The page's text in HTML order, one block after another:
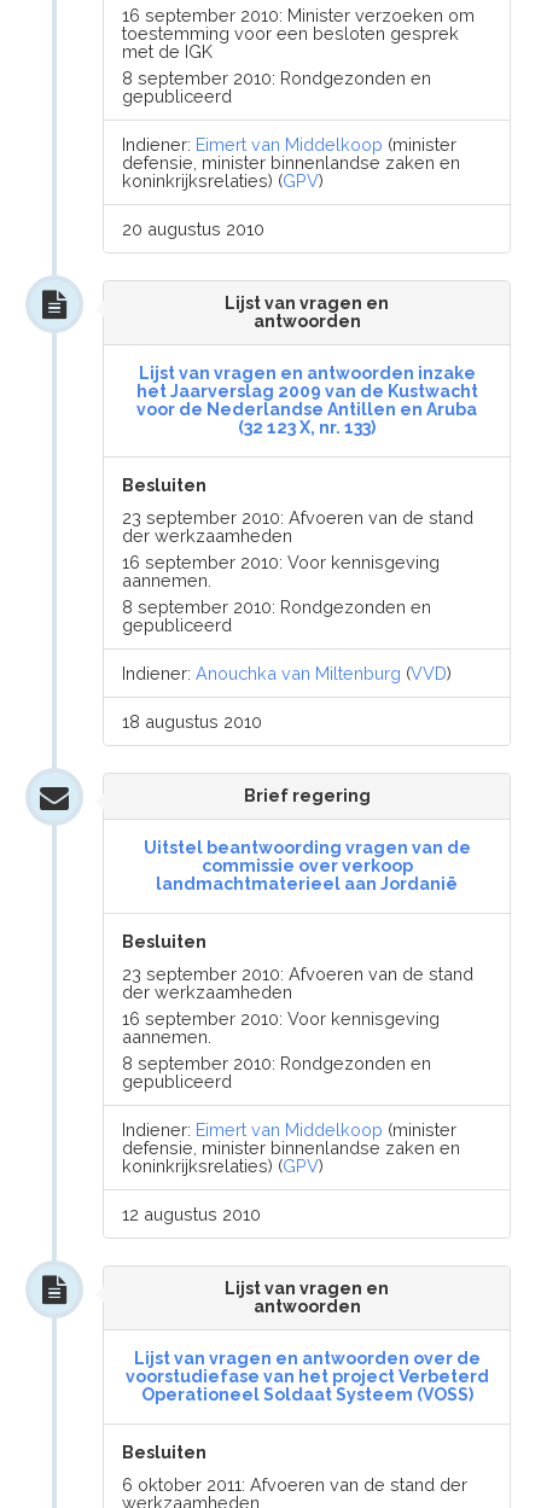
16 september 2010: Minister verzoeken om
toestemming voor een besloten gesprek
met de IGK
8 september 2010: Rondgezonden en
gepubliceerd
Indiener: Eimert van Middelkoop (minister
defensie, minister binnenlandse zaken en
koninkrijksrelaties) (GPV)
20 augustus 2010
Lijst van vragen en
antwoorden
Lijst van vragen en antwoorden inzake
het Jaarverslag 2009 van de Kustwacht
voor de Nederlandse Antillen en Aruba
(32 123 X, nr. 133)
Besluiten
23 september 2010: Afvoeren van de stand
der werkzaamheden
16 september 2010: Voor kennisgeving
aannemen.
8 september 2010: Rondgezonden en
gepubliceerd
Indiener:Anouchka van Miltenburg (VVD)
18 augustus 2010
Brief regering
Uitstel beantwoording vragen van de
commissie over verkoop
landmachtmaterieel aan Jordanië
Besluiten
23 september 2010: Afvoeren van de stand
der werkzaamheden
16 september 2010: Voor kennisgeving
aannemen.
8 september 2010: Rondgezonden en
gepubliceerd
Indiener: Eimert van Middelkoop (minister
defensie, minister binnenlandse zaken en
koninkrijksrelaties) (GPV)
12 augustus 2010
Lijst van vragen en
antwoorden
Lijst van vragen en antwoorden over de
voorstudiefase van het project Verbeterd
Operationeel Soldaat Systeem (VOSS)
Besluiten
6 oktober 2011: Afvoeren van de stand der
werkzaamheden